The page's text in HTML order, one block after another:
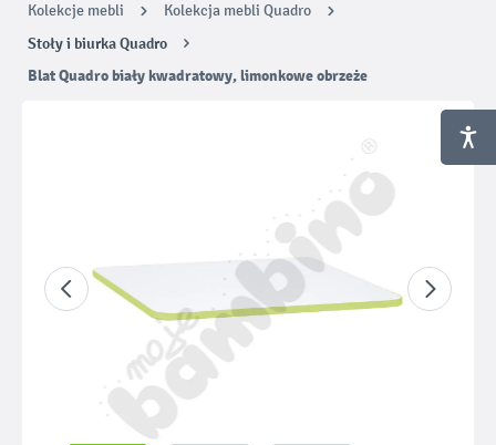
Kolekcje mebli
Kolekcja mebli Quadro
Stoły i biurka Quadro
Blat Quadro biały kwadratowy, limonkowe obrzeże